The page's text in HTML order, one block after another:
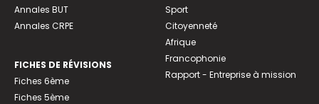
Annales BUT
Annales CRPE
FICHES DE RÉVISIONS
Fiches 6ème
Fiches 5ème
Sport
Citoyenneté
Afrique
Francophonie
Rapport - Entreprise à mission